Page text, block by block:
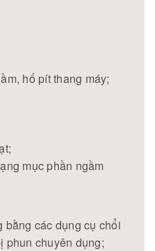
hố pít thang máy;
mục phần ngầm
bằng các dụng cụ chổi
phun chuyên dụng;